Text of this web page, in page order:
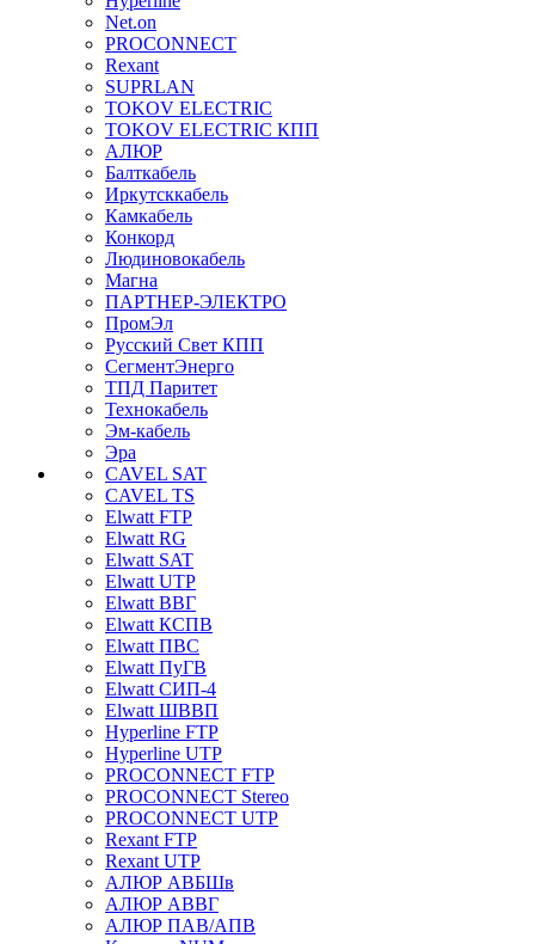
Net.on
PROCONNECT
Rexant
SUPRLAN
TOKOV ELECTRIC
TOKOV ELECTRIC КПП
АЛЮР
Балткабель
Иркутсккабель
Камкабель
Конкорд
Людиновокабель
Магна
ПАРТНЕР-ЭЛЕКТРО
ПромЭл
Русский Свет КПП
СегментЭнерго
ТПД Паритет
Технокабель
Эм-кабель
Эра
CAVEL SAT
CAVEL TS
Elwatt FTP
Elwatt RG
Elwatt SAT
Elwatt UTP
Elwatt ВВГ
Elwatt КСПВ
Elwatt ПВС
Elwatt ПуГВ
Elwatt СИП-4
Elwatt ШВВП
Hyperline FTP
Hyperline UTP
PROCONNECT FTP
PROCONNECT Stereo
PROCONNECT UTP
Rexant FTP
Rexant UTP
АЛЮР АВБШв
АЛЮР АВВГ
АЛЮР ПАВ/АПВ